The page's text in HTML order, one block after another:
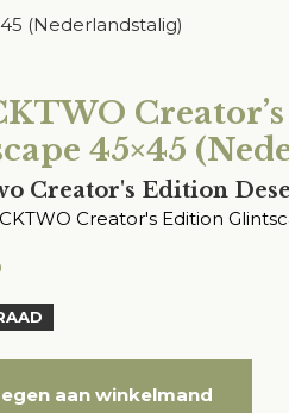
(Nederlandstalig)
45×45
Creator's Edition
Creator's Edition
aan winkelmand